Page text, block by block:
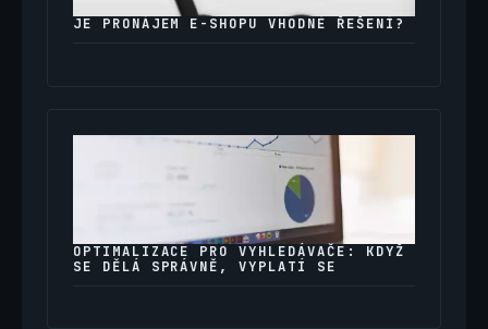
JE PRONÁJEM E-SHOPU VHODNÉ ŘEŠENÍ?
OPTIMALIZACE PRO VYHLEDÁVAČE: KDYŽ
SE DĚLÁ SPRÁVNĚ, VYPLATÍ SE